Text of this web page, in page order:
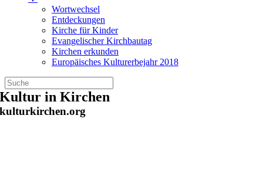
Wortwechsel
Entdeckungen
Kirche für Kinder
Evangelischer Kirchbautag
Kirchen erkunden
Europäisches Kulturerbejahr 2018
Zum
Inhalt
springen
Kultur in Kirchen
kulturkirchen.org